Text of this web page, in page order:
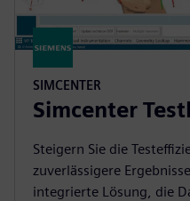
SIMCENTER
Simcenter
Steigern Sie die
zuverlässigere
integrierte Lösung, die